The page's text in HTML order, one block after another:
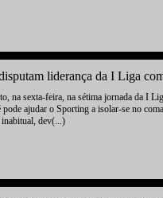
liderança da I Liga
na sexta-feira, na sétima jornada da I
ajudar o Sporting a isolar-se no
dev(...)